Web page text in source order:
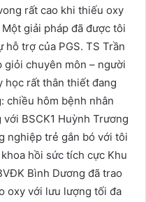
rất cao khi thiếu oxy
giải pháp đã được tôi
trợ của PGS. TS Trần
giỏi chuyên môn – người
học rất thân thiết đang
chiều hôm bệnh nhân
BSCK1 Huỳnh Trương
nghiệp trẻ gắn bó với tôi
hồi sức tích cực Khu
Bình Dương đã trao
oxy với lưu lượng tối đa